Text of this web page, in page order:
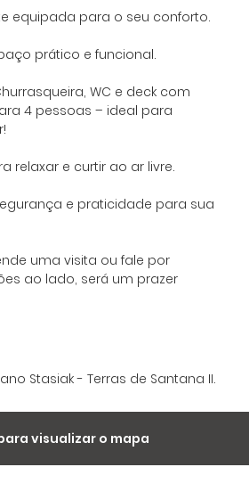
equipada para o seu conforto.
prático e funcional.
WC e deck com
4 pessoas – ideal para
relaxar e curtir ao ar livre.
e praticidade para sua
uma visita ou fale por
ao lado, será um prazer
Stasiak - Terras de Santana II.
visualizar o mapa